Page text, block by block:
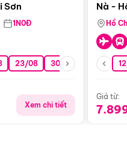
Sơn
1N0Đ
23/08 30/08 06/09
Xem chi tiết
Nà -
Nha
Hồ
Giá từ: